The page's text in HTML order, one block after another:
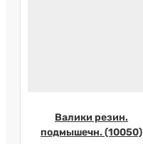
Валики резин.
подмышечн. (10050)